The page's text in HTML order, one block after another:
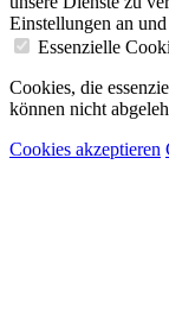
Einstellungen an
Essenzielle
Cookies, die
können nicht
Cookies akzeptieren